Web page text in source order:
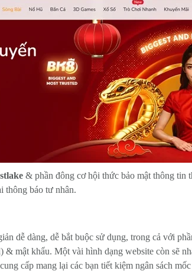
& phần đông cơ hội thức bảo mật thông tin
thông báo tư nhân.
dễ dàng, dễ bắt buộc sử dụng, trong cả với
mật khẩu. Một vài hình dạng website còn sẽ
cấp mang lại các bạn tiết kiệm ngân sách